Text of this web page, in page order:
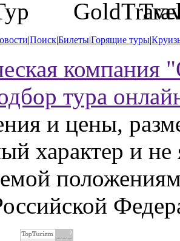
|Поиск|Билеты|Горящие туры|
компания
тура
и цены,
характер и